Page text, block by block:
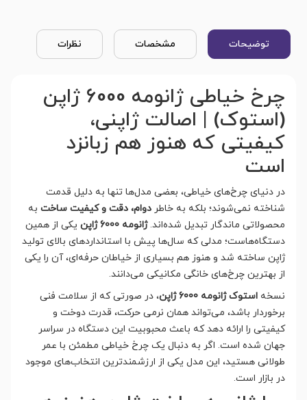
توضیحات مشخصات نظرات
چرخ خیاطی ژانومه 6000 ژاپن
(استوک) | اصالت ژاپنی،
کیفیتی که هنوز هم زبانزد
است
در دنیای چرخ‌های خیاطی، بعضی مدل‌ها تنها به دلیل قدمت
شناخته نمی‌شوند؛ بلکه به خاطر دوام، دقت و کیفیت ساخت به
محصولاتی ماندگار تبدیل شده‌اند.ژانومه 6000 ژاپن
یکی از همین
دستگاه‌هاست؛ مدلی که سال‌ها پیش با استانداردهای بالای تولید
ژاپن ساخته شد و هنوز هم بسیاری از خیاطان حرفه‌ای، آن را یکی
از بهترین چرخ‌های خانگی مکانیکی می‌دانند.
نسخه استوک ژانومه 6000 ژاپن
، در صورتی که از سلامت فنی
برخوردار باشد، می‌تواند همان نرمی حرکت، قدرت دوخت و
کیفیتی را ارائه دهد که باعث محبوبیت این دستگاه در سراسر
جهان شده است. اگر به دنبال یک چرخ خیاطی مطمئن با عمر
طولانی هستید، این مدل یکی از ارزشمندترین انتخاب‌های موجود
در بازار است.